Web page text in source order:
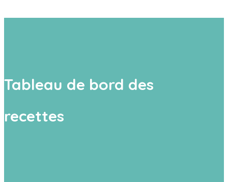
Tableau de bord des
recettes